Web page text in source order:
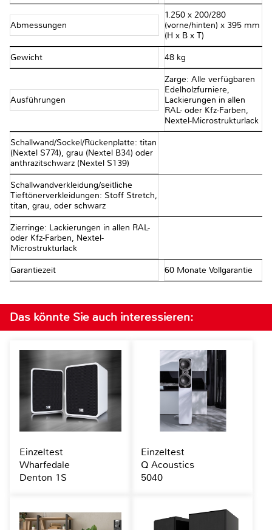
Abmessungen
1.250 x 200/280
(vorne/hinten) x 395 mm
(H x B x T)
Gewicht 48 kg
Ausführungen
Zarge: Alle verfügbaren
Edelholzfurniere,
Lackierungen in allen
RAL- oder Kfz-Farben,
Nextel-Microstrukturlack
Schallwand/Sockel/Rückenplatte: titan
(Nextel S774), grau (Nextel B34) oder
anthrazitschwarz (Nextel S139)
Schallwandverkleidung/seitliche
Tieftönerverkleidungen: Stoff Stretch,
titan, grau, oder schwarz
Zierringe: Lackierungen in allen RAL-
oder Kfz-Farben, Nextel-
Microstrukturlack
Garantiezeit 60 Monate Vollgarantie
Das könnte Sie auch interessieren:
Einzeltest
Wharfedale
Denton 1S
Einzeltest
Q Acoustics
5040